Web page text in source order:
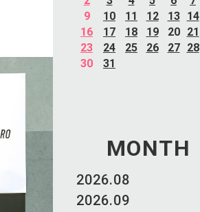
9
10 11 12 13 14
16
17 18 19 20 21
23
24 25 26 27 28
30
31
MONTH
2026.08
2026.09